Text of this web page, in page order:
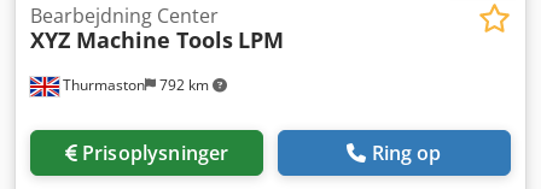
Thurmaston 792 km
Bearbejdning Center
XYZ Machine Tools LPM
Prisoplysninger Ring op